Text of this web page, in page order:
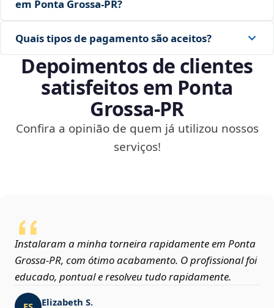
em Ponta Grossa‑PR?
Quais tipos de pagamento são aceitos?
Depoimentos de clientes
satisfeitos em Ponta
Grossa‑PR
Confira a opinião de quem já utilizou nossos
serviços!
Instalaram a minha torneira rapidamente em Ponta
Grossa‑PR, com ótimo acabamento. O profissional foi
educado, pontual e resolveu tudo rapidamente.
Elizabeth S.